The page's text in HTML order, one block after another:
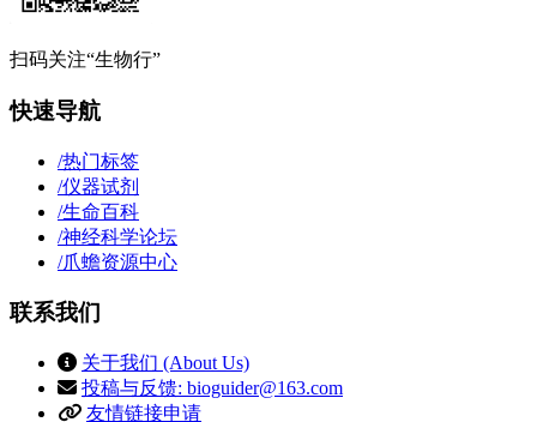
扫码关注“生物行”
快速导航
/热门标签
/仪器试剂
/生命百科
/神经科学论坛
/爪蟾资源中心
联系我们
关于我们 (About Us)
投稿与反馈: bioguider@163.com
友情链接申请